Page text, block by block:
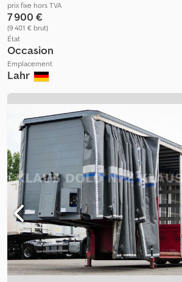
prix fixe hors TVA
7 900 €
(9 401 € brut)
État
Occasion
Emplacement
Lahr